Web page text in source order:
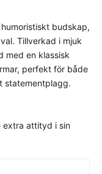
passform som
sitta för
storlekför
budskap,
Tillverkad i mjuk
med en klassisk
perfekt för både
statementplagg.
extra attityd i sin